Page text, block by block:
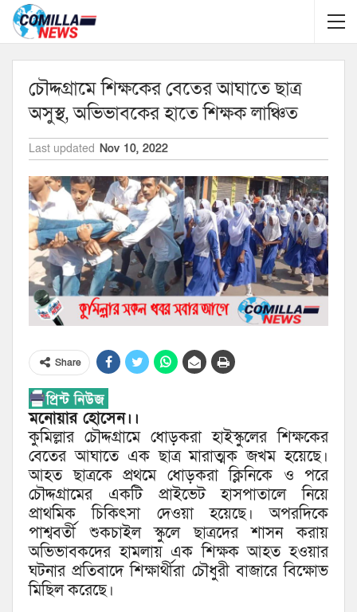
চৌদ্দগ্রামে শিক্ষকের বেতের আঘাতে ছাত্র
অসুস্থ, অভিভাবকের হাতে শিক্ষক লাঞ্চিত
Last updated Nov 10, 2022
Share
মনোয়ার হোসেন।।
কুমিল্লার চৌদ্দগ্রামে ধোড়করা হাইস্কুলের শিক্ষকের
বেতের আঘাতে এক ছাত্র মারাত্মক জখম হয়েছে।
আহত ছাত্রকে প্রথমে ধোড়করা ক্লিনিকে ও পরে
চৌদ্দগ্রামের একটি প্রাইভেট হাসপাতালে নিয়ে
প্রাথমিক চিকিৎসা দেওয়া হয়েছে। অপরদিকে
পাশ্ববর্তী শুকচাইল স্কুলে ছাত্রদের শাসন করায়
অভিভাবকদের হামলায় এক শিক্ষক আহত হওয়ার
ঘটনার প্রতিবাদে শিক্ষার্থীরা চৌধুরী বাজারে বিক্ষোভ
মিছিল করেছে।